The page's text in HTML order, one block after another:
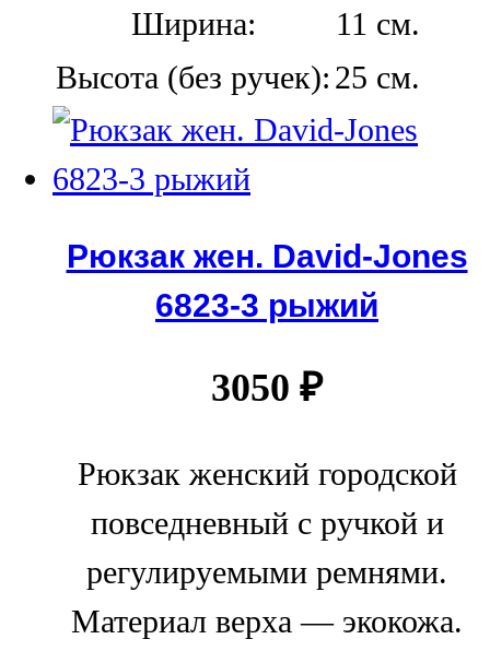
Ширина:
11 см.
Высота (без ручек): 25 см.
Рюкзак жен. David-Jones
6823-3 рыжий
3050 ₽
Рюкзак женский городской
повседневный с ручкой и
регулируемыми ремнями.
Материал верха — экокожа.